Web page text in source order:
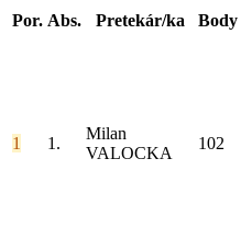
Por. Abs. Pretekár/ka Body
1 1.
Milan
VALOCKA
102